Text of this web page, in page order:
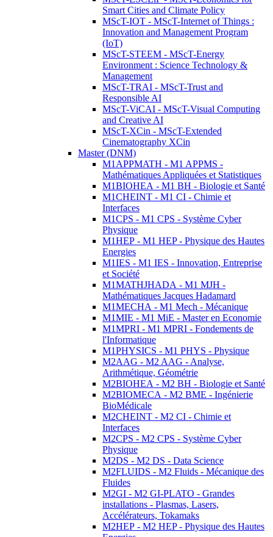
Smart Cities and Climate Policy
MScT-IOT - MScT-Internet of Things :
Innovation and Management Program
(IoT)
MScT-STEEM - MScT-Energy
Environment : Science Technology &
Management
MScT-TRAI - MScT-Trust and
Responsible AI
MScT-ViCAI - MScT-Visual Computing
and Creative AI
MScT-XCin - MScT-Extended
Cinematography XCin
Master (DNM)
M1APPMATH - M1 APPMS -
Mathématiques Appliquées et Statistiques
M1BIOHEA - M1 BH - Biologie et Santé
M1CHEINT - M1 CI - Chimie et
Interfaces
M1CPS - M1 CPS - Système Cyber
Physique
M1HEP - M1 HEP - Physique des Hautes
Energies
M1IES - M1 IES - Innovation, Entreprise
et Société
M1MATHJHADA - M1 MJH -
Mathématiques Jacques Hadamard
M1MECHA - M1 Mech - Mécanique
M1MIE - M1 MiE - Master en Economie
M1MPRI - M1 MPRI - Fondements de
l'Informatique
M1PHYSICS - M1 PHYS - Physique
M2AAG - M2 AAG - Analyse,
Arithmétique, Géométrie
M2BIOHEA - M2 BH - Biologie et Santé
M2BIOMECA - M2 BME - Ingénierie
BioMédicale
M2CHEINT - M2 CI - Chimie et
Interfaces
M2CPS - M2 CPS - Système Cyber
Physique
M2DS - M2 DS - Data Science
M2FLUIDS - M2 Fluids - Mécanique des
Fluides
M2GI - M2 GI-PLATO - Grandes
installations - Plasmas, Lasers,
Accélérateurs, Tokamaks
M2HEP - M2 HEP - Physique des Hautes